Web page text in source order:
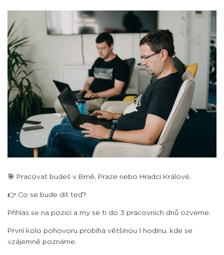
🎯 Pracovat budeš v Brně, Praze nebo Hradci Králové.
👉 Co se bude dít teď?
Přihlas se na pozici a my se ti do 3 pracovních dnů ozveme.
První kolo pohovoru probíhá většinou 1 hodinu, kde se
vzájemně poznáme.